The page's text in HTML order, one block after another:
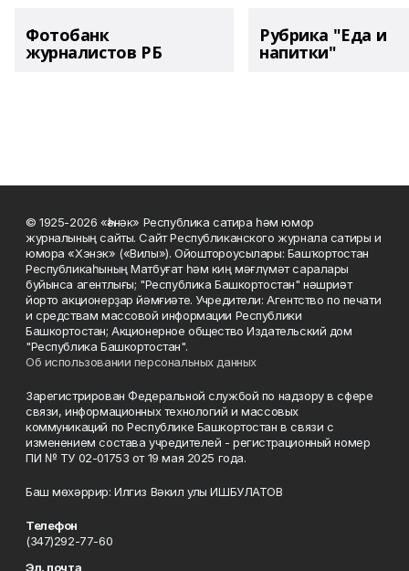
Фотобанк
журналистов РБ
Рубрика "Еда и
напитки"
© 1925-2026 «Һәнәк» Республика сатира һәм юмор
журналының сайты. Сайт Республиканского журнала сатиры и
юмора «Хэнэк» («Вилы»). Ойоштороусылары: Башҡортостан
Республикаһының Матбуғат һәм киң мәғлүмәт саралары
буйынса агентлығы; "Республика Башкортостан" нәшриәт
йорто акционерҙар йәмғиәте. Учредители: Агентство по печати
и средствам массовой информации Республики
Башкортостан; Акционерное общество Издательский дом
"Республика Башкортостан".
Об использовании персональных данных
Зарегистрирован Федеральной службой по надзору в сфере
связи, информационных технологий и массовых
коммуникаций по Республике Башкортостан в связи с
изменением состава учредителей - регистрационный номер
ПИ № ТУ 02-01753 от 19 мая 2025 года.
Баш мөхәррир: Илгиз Вәкил улы ИШБУЛАТОВ
Телефон
(347)292-77-60
Эл. почта